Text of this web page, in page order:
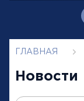
ГЛАВНАЯ
Новости